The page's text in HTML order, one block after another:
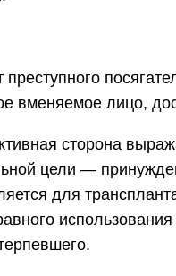
преступного
вменяемое лицо,
сторона
цели —
для